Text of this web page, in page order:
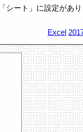
シート」に設定があ
Excel